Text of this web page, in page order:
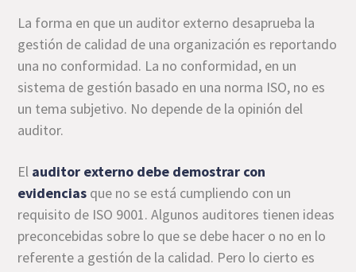
La forma en que un auditor externo desaprueba la
gestión de calidad de una organización es reportando
una no conformidad. La no conformidad, en un
sistema de gestión basado en una norma ISO, no es
un tema subjetivo. No depende de la opinión del
auditor.
El auditor externo debe demostrar con
evidencias que no se está cumpliendo con un
requisito de ISO 9001. Algunos auditores tienen ideas
preconcebidas sobre lo que se debe hacer o no en lo
referente a gestión de la calidad. Pero lo cierto es